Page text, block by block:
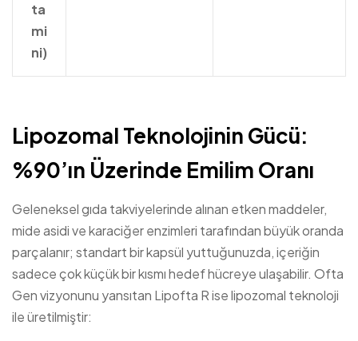
ta
mi
ni)
Lipozomal Teknolojinin Gücü:
%90’ın Üzerinde Emilim Oranı
Geleneksel gıda takviyelerinde alınan etken maddeler,
mide asidi ve karaciğer enzimleri tarafından büyük oranda
parçalanır; standart bir kapsül yuttuğunuzda, içeriğin
sadece çok küçük bir kısmı hedef hücreye ulaşabilir. Ofta
Gen vizyonunu yansıtan Lipofta R ise lipozomal teknoloji
ile üretilmiştir: